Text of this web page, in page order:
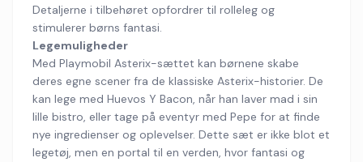
Detaljerne i tilbehøret opfordrer til rolleleg og
stimulerer børns fantasi.
Legemuligheder
Med Playmobil Asterix-sættet kan børnene skabe
deres egne scener fra de klassiske Asterix-historier. De
kan lege med Huevos Y Bacon, når han laver mad i sin
lille bistro, eller tage på eventyr med Pepe for at finde
nye ingredienser og oplevelser. Dette sæt er ikke blot et
legetøj, men en portal til en verden, hvor fantasi og